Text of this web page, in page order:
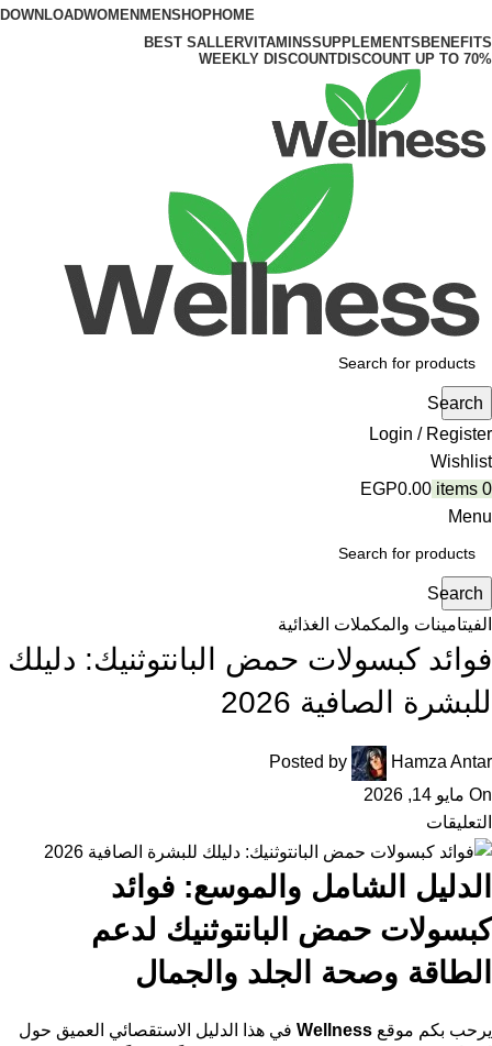
HOME
SHOP
MEN
WOMEN
DOWNLOAD
BENEFITS
SUPPLEMENTS
VITAMINS
BEST SALLER
DISCOUNT UP TO 70%
WEEKLY DISCOUNT
Search
Login / Register
Wishlist
0
items
EGP0.00
Menu
Search
الفيتامينات والمكملات الغذائية
فوائد كبسولات حمض البانتوثنيك: دليلك
للبشرة الصافية 2026
Posted by
Hamza Antar
On مايو 14, 2026
التعليقات
الدليل الشامل والموسع: فوائد
كبسولات حمض البانتوثنيك لدعم
الطاقة وصحة الجلد والجمال
يرحب بكم موقع Wellness في هذا الدليل الاستقصائي العميق حول